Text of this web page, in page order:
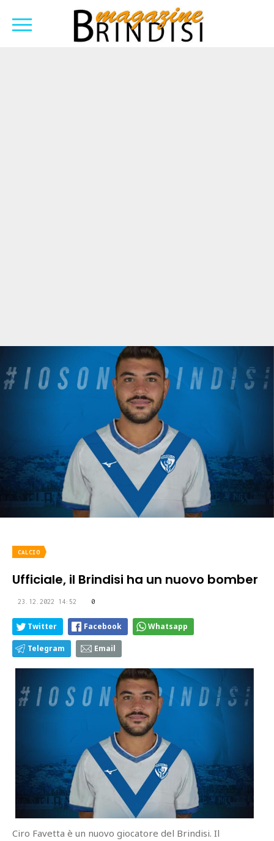
CALCIO
Ufficiale, il Brindisi ha un nuovo bomber
23.12.2022 14:52 0
Twitter Facebook Whatsapp
Telegram Email
Ciro Favetta è un nuovo giocatore del Brindisi. Il